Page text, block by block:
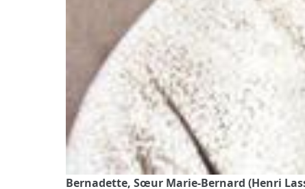
Bernadette, Sœur Marie-Bernard (Henri